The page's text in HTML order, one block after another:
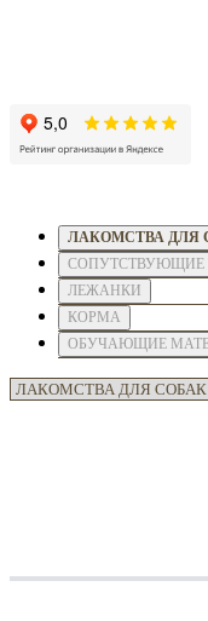
ЛАКОМСТВА ДЛЯ
СОПУТСТВУЮЩИЕ
ЛЕЖАНКИ
КОРМА
ОБУЧАЮЩИЕ